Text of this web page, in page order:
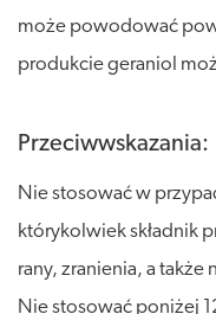
może powodować
produkcie geraniol
Przeciwwskazania:
Nie stosować w
którykolwiek składnik
rany, zranienia, a także
Nie stosować poniżej